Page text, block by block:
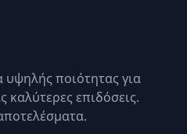
ποιότητας για
καλύτερες επιδόσεις.